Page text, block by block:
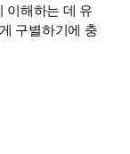
이해하는 데 유
구별하기에 충